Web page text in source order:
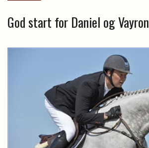
God start for Daniel og Vayron